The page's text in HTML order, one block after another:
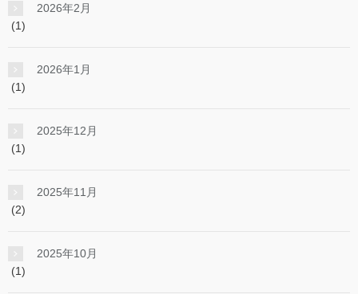
2026年2月
(1)
2026年1月
(1)
2025年12月
(1)
2025年11月
(2)
2025年10月
(1)